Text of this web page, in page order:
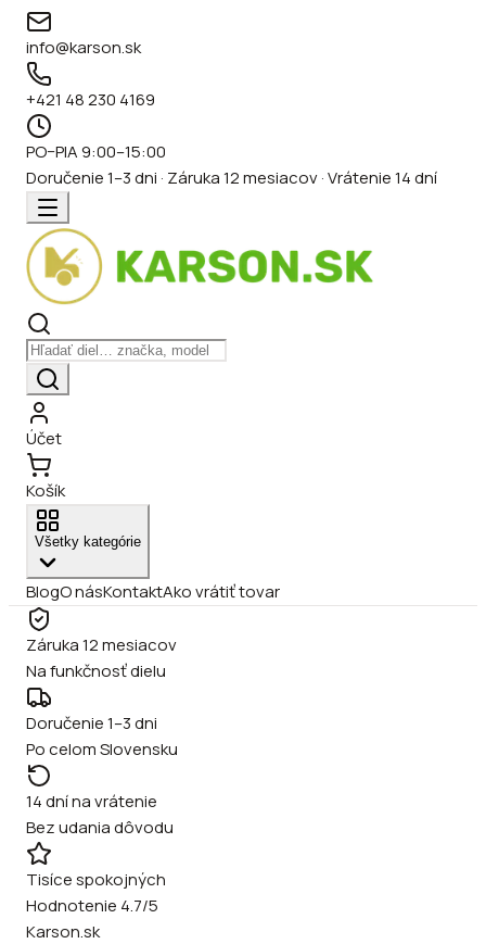
info@karson.sk
+421 48 230 4169
PO–PIA 9:00–15:00
Doručenie 1–3 dni · Záruka 12 mesiacov · Vrátenie 14 dní
Účet
Košík
Všetky kategórie
BlogO násKontaktAko vrátiť tovar
Záruka 12 mesiacov
Na funkčnosť dielu
Doručenie 1–3 dni
Po celom Slovensku
14 dní na vrátenie
Bez udania dôvodu
Tisíce spokojných
Hodnotenie 4.7/5
Karson.sk